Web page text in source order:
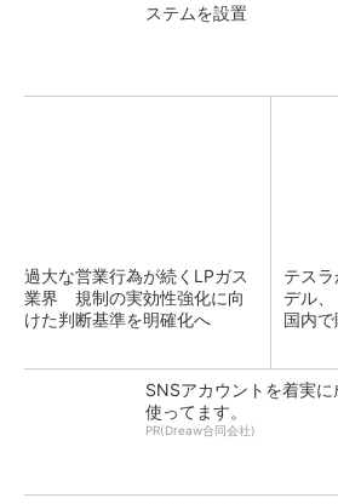
ステムを設置
過大な営業行為が続くLPガス
業界 規制の実効性強化に向
けた判断基準を明確化へ
テス
デル
国内
SNSアカウントを着実
使ってます。
PR(Dreaw合同会社)